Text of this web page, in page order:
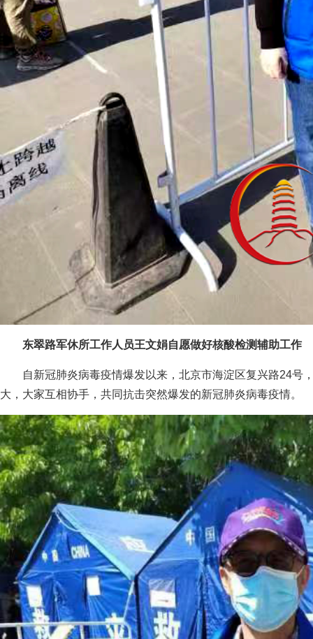
东翠路军休所工作人员王文娟自愿做好核酸检测辅助工作
自新冠肺炎病毒疫情爆发以来，北京市海淀区复兴路24号
大，大家互相协手，共同抗击突然爆发的新冠肺炎病毒疫情。